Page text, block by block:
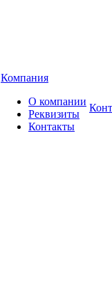
Компания
О компании
Реквизиты
Контакты